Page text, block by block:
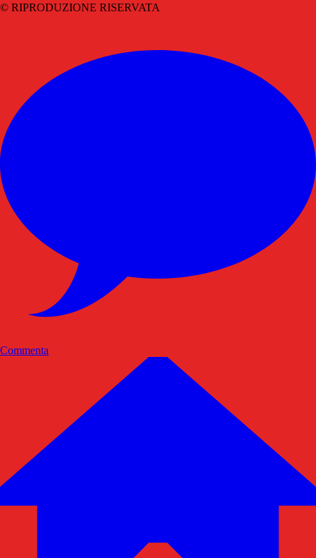
© RIPRODUZIONE RISERVATA
Commenta